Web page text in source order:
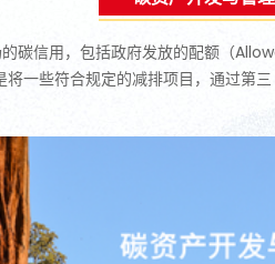
碳信用，包括政府发放的配额（
一些符合规定的减排项目，通过第